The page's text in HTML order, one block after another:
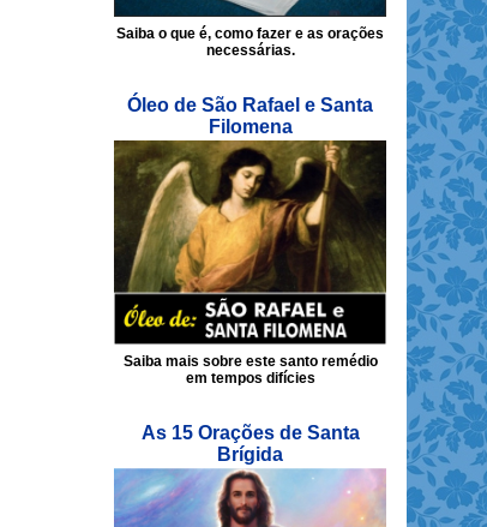
Saiba o que é, como fazer e as orações
necessárias.
Óleo de São Rafael e Santa
Filomena
Saiba mais sobre este santo remédio
em tempos difícies
As 15 Orações de Santa
Brígida